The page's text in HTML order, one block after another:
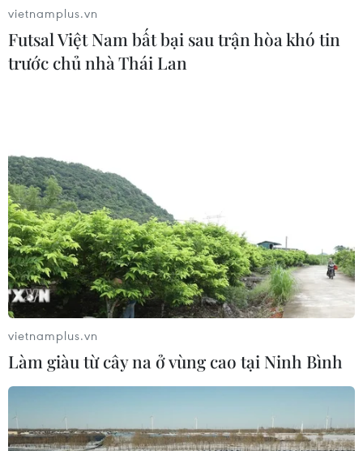
#Thời sự quốc tế
#Tin nóng
#Tin mới nhận
Ninh Bình
Theo dõi VietnamPlus
TIN LIÊN QUAN
vietnamplus.vn
Futsal Việt Nam bất bại sau trận hòa khó tin
trước chủ nhà Thái Lan
vietnamplus.vn
Làm giàu từ cây na ở vùng cao tại Ninh Bình